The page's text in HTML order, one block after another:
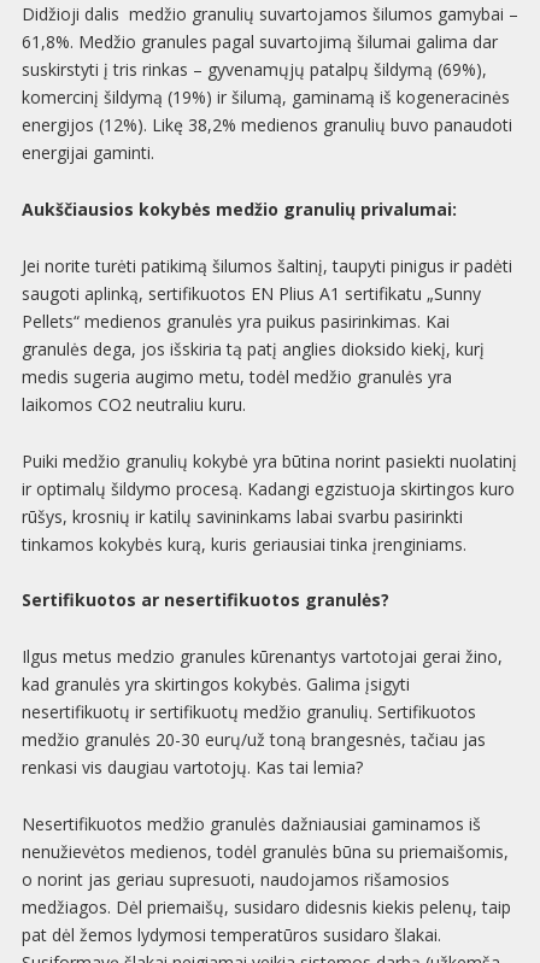
Didžioji dalis medžio granulių suvartojamos šilumos gamybai –
61,8%. Medžio granules pagal suvartojimą šilumai galima dar
suskirstyti į tris rinkas – gyvenamųjų patalpų šildymą (69%),
komercinį šildymą (19%) ir šilumą, gaminamą iš kogeneracinės
energijos (12%). Likę 38,2% medienos granulių buvo panaudoti
energijai gaminti.
Aukščiausios kokybės medžio granulių privalumai:
Jei norite turėti patikimą šilumos šaltinį, taupyti pinigus ir padėti
saugoti aplinką, sertifikuotos EN Plius A1 sertifikatu „Sunny
Pellets“ medienos granulės yra puikus pasirinkimas. Kai
granulės dega, jos išskiria tą patį anglies dioksido kiekį, kurį
medis sugeria augimo metu, todėl medžio granulės yra
laikomos CO2 neutraliu kuru.
Puiki medžio granulių kokybė yra būtina norint pasiekti nuolatinį
ir optimalų šildymo procesą. Kadangi egzistuoja skirtingos kuro
rūšys, krosnių ir katilų savininkams labai svarbu pasirinkti
tinkamos kokybės kurą, kuris geriausiai tinka įrenginiams.
Sertifikuotos ar nesertifikuotos granulės?
Ilgus metus medzio granules kūrenantys vartotojai gerai žino,
kad granulės yra skirtingos kokybės. Galima įsigyti
nesertifikuotų ir sertifikuotų medžio granulių. Sertifikuotos
medžio granulės 20-30 eurų/už toną brangesnės, tačiau jas
renkasi vis daugiau vartotojų. Kas tai lemia?
Nesertifikuotos medžio granulės dažniausiai gaminamos iš
nenužievėtos medienos, todėl granulės būna su priemaišomis,
o norint jas geriau supresuoti, naudojamos rišamosios
medžiagos. Dėl priemaišų, susidaro didesnis kiekis pelenų, taip
pat dėl žemos lydymosi temperatūros susidaro šlakai.